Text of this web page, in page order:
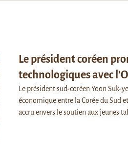
Le président coréen
technologiques avec
Le président sud-coréen Yoon
économique entre la Corée du Sud
accru envers le soutien aux jeunes